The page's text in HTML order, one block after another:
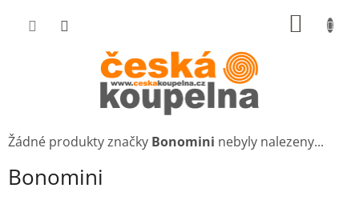
Žádné produkty značky Bonomini nebyly nalezeny...
Bonomini